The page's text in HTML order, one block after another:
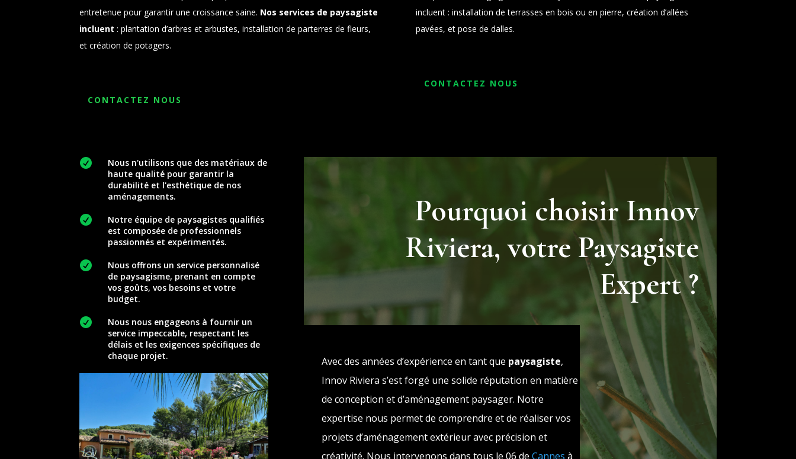
entretenue pour garantir une croissance saine. Nos services de paysagiste
incluent : plantation d’arbres et arbustes, installation de parterres de fleurs,
et création de potagers.
CONTACTEZ NOUS
incluent : installation de terrasses en bois ou en pierre, création d’allées
pavées, et pose de dalles.
CONTACTEZ NOUS

Nous n'utilisons que des matériaux de
haute qualité pour garantir la
durabilité et l'esthétique de nos
aménagements.

Notre équipe de paysagistes qualifiés
est composée de professionnels
passionnés et expérimentés.

Nous offrons un service personnalisé
de paysagisme, prenant en compte
vos goûts, vos besoins et votre
budget.

Nous nous engageons à fournir un
service impeccable, respectant les
délais et les exigences spécifiques de
chaque projet.
Pourquoi choisir Innov
Riviera, votre Paysagiste
Expert ?
Avec des années d’expérience en tant que paysagiste,
Innov Riviera s’est forgé une solide réputation en matière
de conception et d’aménagement paysager. Notre
expertise nous permet de comprendre et de réaliser vos
projets d’aménagement extérieur avec précision et
créativité. Nous intervenons dans tous le 06 de Cannes à